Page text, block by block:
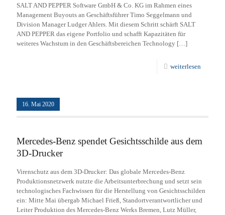
SALT AND PEPPER Software GmbH & Co. KG im Rahmen eines
Management Buyouts an Geschäftsführer Timo Seggelmann und
Division Manager Ludger Ahlers. Mit diesem Schritt schärft SALT
AND PEPPER das eigene Portfolio und schafft Kapazitäten für
weiteres Wachstum in den Geschäftsbereichen Technology […]
weiterlesen
16. Mai 2020
Mercedes-Benz spendet Gesichtsschilde aus dem
3D-Drucker
Virenschutz aus dem 3D-Drucker: Das globale Mercedes-Benz
Produktionsnetzwerk nutzte die Arbeitsunterbrechung und setzt sein
technologisches Fachwissen für die Herstellung von Gesichtsschilden
ein: Mitte Mai übergab Michael Frieß, Standortverantwortlicher und
Leiter Produktion des Mercedes-Benz Werks Bremen, Lutz Müller,